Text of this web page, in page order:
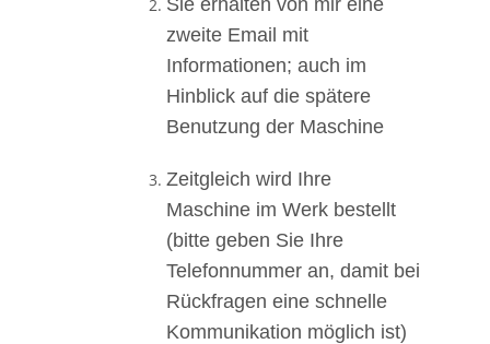
zweite Email mit
Informationen; auch im
Hinblick auf die spätere
Benutzung der Maschine
Zeitgleich wird Ihre
Maschine im Werk bestellt
(bitte geben Sie Ihre
Telefonnummer an, damit bei
Rückfragen eine schnelle
Kommunikation möglich ist)